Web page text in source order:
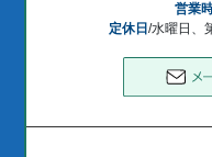
営業
定休日 /水曜日、